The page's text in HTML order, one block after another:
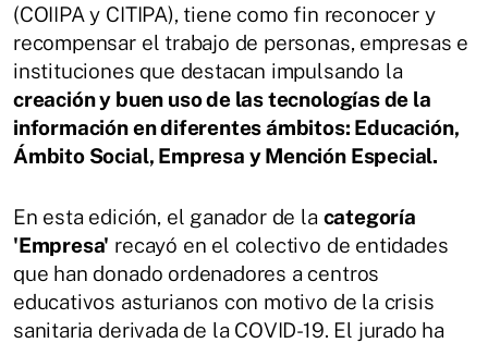
(COIIPA y CITIPA), tiene como fin reconocer y
recompensar el trabajo de personas, empresas e
instituciones que destacan impulsando la
creación y buen uso de las tecnologías de la
información en diferentes ámbitos: Educación,
Ámbito Social, Empresa y Mención Especial.
En esta edición, el ganador de la categoría
'Empresa' recayó en el colectivo de entidades
que han donado ordenadores a centros
educativos asturianos con motivo de la crisis
sanitaria derivada de la COVID-19. El jurado ha